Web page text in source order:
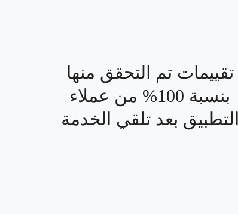
تقييمات تم التحقق منها
بنسبة 100% من عملاء
التطبيق بعد تلقي الخدمة